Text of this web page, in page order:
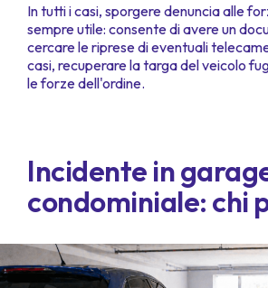
In tutti i casi, sporgere denuncia alle
sempre utile: consente di avere un
cercare le riprese di eventuali
casi, recuperare la targa del veicolo
le forze dell'ordine.
Incidente in
condominiale: chi